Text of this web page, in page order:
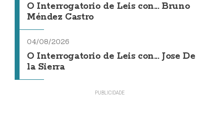
O Interrogatorio de Leis con... Bruno
Méndez Castro
04/08/2026
O Interrogatorio de Leis con... Jose De
la Sierra